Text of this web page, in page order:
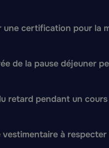
une certification pour la
de la pause déjeuner
retard pendant un cours
vestimentaire à